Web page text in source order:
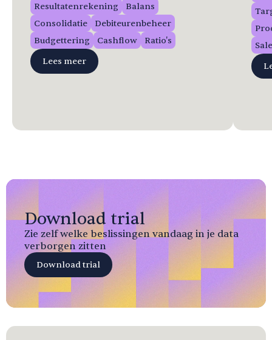
Resultatenrekening
Balans
Consolidatie
Debiteurenbeheer
Budgettering
Cashflow
Ratio's
Lees meer
Download trial
Zie zelf welke beslissingen vandaag in je data
verborgen zitten
Download trial